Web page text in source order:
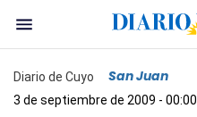
Diario de Cuyo San Juan
3 de septiembre de 2009 - 00:00